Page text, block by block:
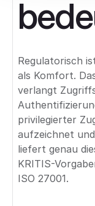
Regulatorisch
als Komfort.
verlangt
privilegierter
aufzeichnet
liefert genau
KRITIS-
ISO 27001.